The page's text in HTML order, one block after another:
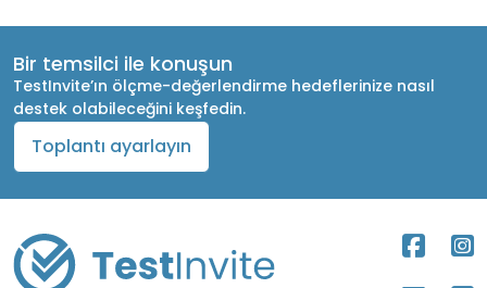
Bir temsilci ile konuşun
TestInvite’ın ölçme-değerlendirme hedeflerinize nasıl
destek olabileceğini keşfedin.
Toplantı ayarlayın